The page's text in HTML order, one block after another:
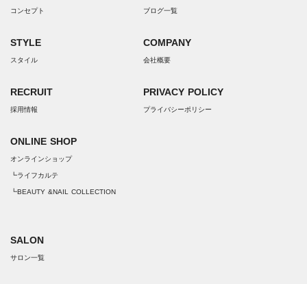
コンセプト
STYLE
スタイル
RECRUIT
採用情報
ONLINE SHOP
オンラインショップ
┗ライフカルテ
┗BEAUTY &NAIL COLLECTION
ブログ一覧
COMPANY
会社概要
PRIVACY POLICY
プライバシーポリシー
SALON
サロン一覧